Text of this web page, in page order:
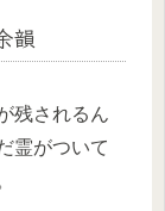
韻
残されるん
霊がついて